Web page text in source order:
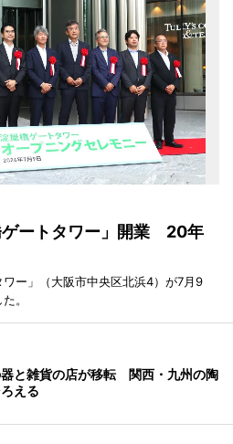
ゲートタワー」開業 20年
ー」（大阪市中央区北浜4）が7月9
。
と雑貨の店が移転 関西・九州の陶
える